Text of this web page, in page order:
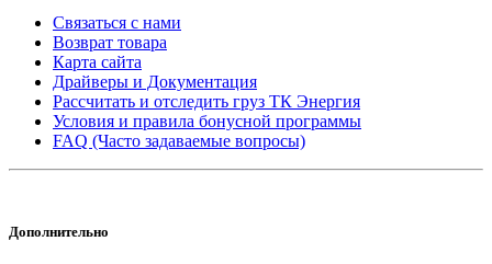
Связаться с нами
Возврат товара
Карта сайта
Драйверы и Документация
Рассчитать и отследить груз ТК Энергия
Условия и правила бонусной программы
FAQ (Часто задаваемые вопросы)
Дополнительно